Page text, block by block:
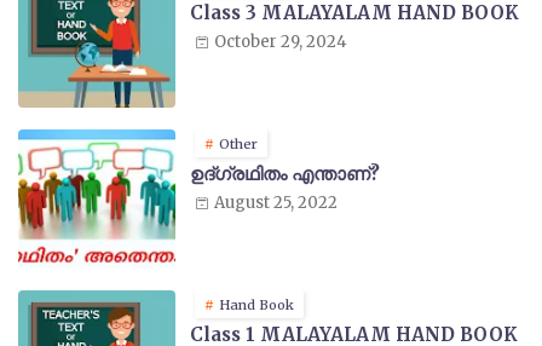
Class 3 MALAYALAM HAND BOOK
October 29, 2024
Other
ഉദ്ഗ്രഥിതം എന്താണ്?
August 25, 2022
Hand Book
Class 1 MALAYALAM HAND BOOK